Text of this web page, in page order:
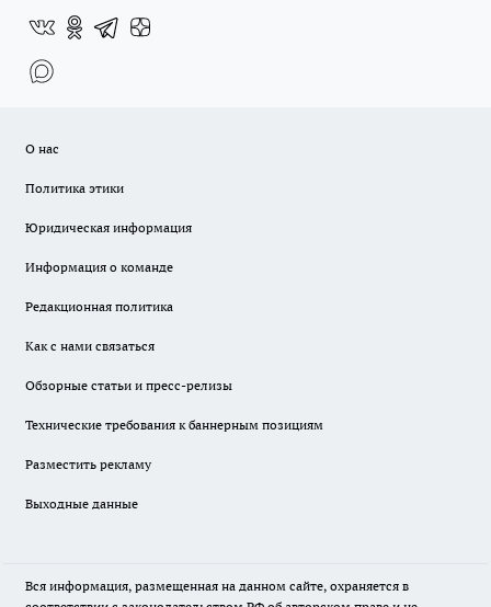
О нас
Политика этики
Юридическая информация
Информация о команде
Редакционная политика
Как с нами связаться
Обзорные статьи и пресс-релизы
Технические требования к баннерным позициям
Разместить рекламу
Выходные данные
Вся информация, размещенная на данном сайте, охраняется в